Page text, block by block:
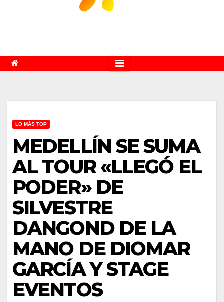
LO MÁS TOP
MEDELLÍN SE SUMA
AL TOUR «LLEGÓ EL
PODER» DE
SILVESTRE
DANGOND DE LA
MANO DE DIOMAR
GARCÍA Y STAGE
EVENTOS